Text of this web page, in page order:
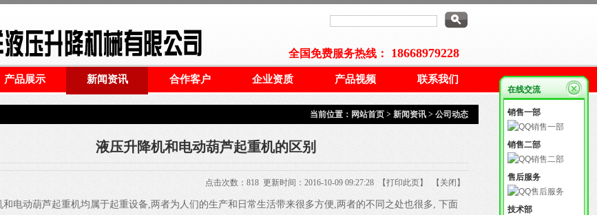
全国免费服务热线： 18668979228
产品展示 新闻资讯 合作客户 企业资质 产品视频 联系我们
当前位置： 网站首页 > 新闻资讯 > 公司动态
液压升降机和电动葫芦起重机的区别
点击次数： 818 更新时间：2016-10-09 09:27:28 【打印此页】 【 关闭 】
和电动葫芦起重机均属于起重设备,两者为人们的生产和日常生活带来很多方便,两者的不同之处也很多, 下面
在线交流
销售一部
销售二部
售后服务
技术部